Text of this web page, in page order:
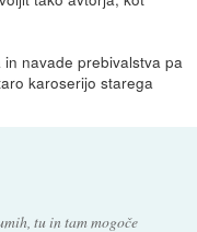
navade prebivalstva pa
karoserijo starega
tu in tam mogoče